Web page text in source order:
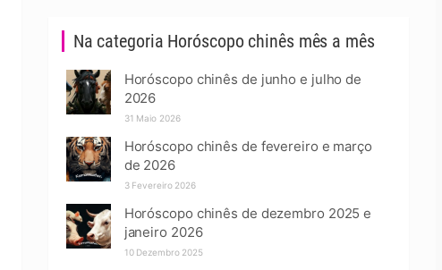
Na categoria Horóscopo chinês mês a mês
Horóscopo chinês de junho e julho de
2026
31 Maio 2026
Horóscopo chinês de fevereiro e março
de 2026
3 Fevereiro 2026
Horóscopo chinês de dezembro 2025 e
janeiro 2026
10 Dezembro 2025